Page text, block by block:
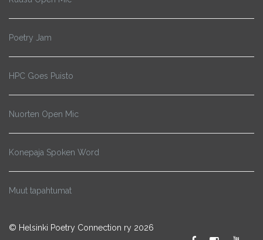
Poetry Jam
HPC Goes Puisto
Nuorten Open Mic
Konepaja Spoken Word
Muut tapahtumat
© Helsinki Poetry Connection ry 2026